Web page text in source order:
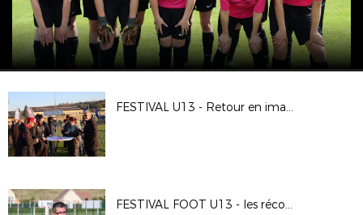
FESTIVAL U13 - Retour en images
FESTIVAL FOOT U13 - les récompenses